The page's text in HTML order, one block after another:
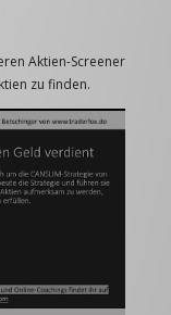
Aktien-Screener
zu finden.